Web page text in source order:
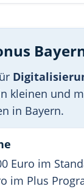
kleinen und
in Bayern.
Euro im
im Plus